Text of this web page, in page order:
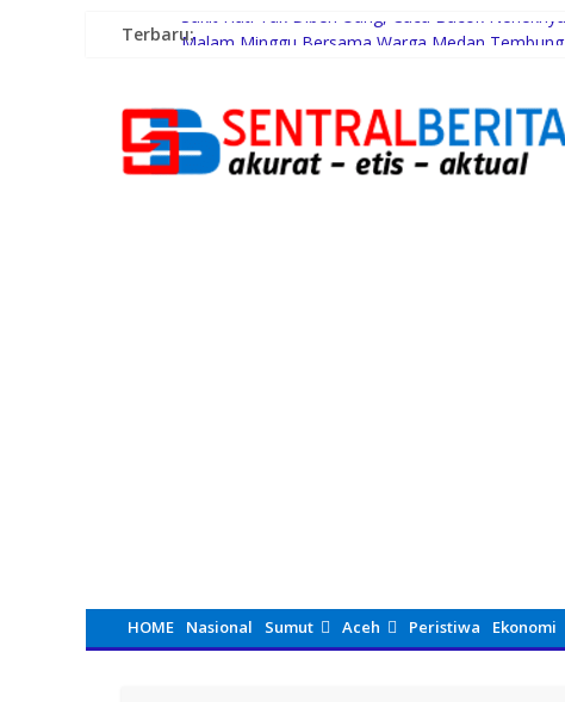
Terbaru:Sakit Hati Tak Diberi Uang, Cucu Bacok
PTPN Group melalui PTPN IV Regional VII
42 Wartawan Berlaga di Turnamen Catur GRIB
HOME Nasional Sumut Aceh Peristiwa Ekonomi